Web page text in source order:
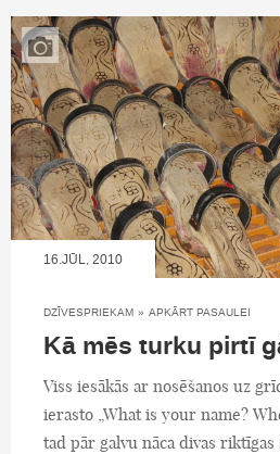
16.JŪL, 2010
DZĪVESPRIEKAM » APKĀRT PASAULEI
Kā mēs turku pirtī
Viss iesākās ar nosēšanos uz
ierasto „What is your name?
tad pār galvu nāca divas riktīgas